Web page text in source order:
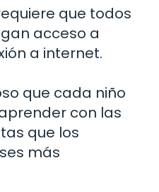
que todos
acceso a
a internet.
que cada niño
con las
que los
más